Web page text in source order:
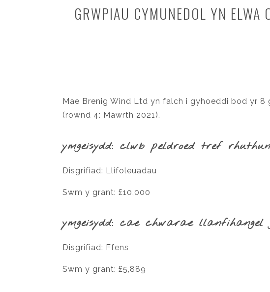
GRWPIAU CYMUNEDOL YN ELWA
Mae Brenig Wind Ltd yn falch i gyhoeddi bod yr
(rownd 4: Mawrth 2021).
ymgeisydd: clwb peldroed tref rhuthun
Disgrifiad: Llifoleuadau
Swm y grant: £10,000
ymgeisydd: cae chwarae llanfihangel
Disgrifiad: Ffens
Swm y grant: £5,889